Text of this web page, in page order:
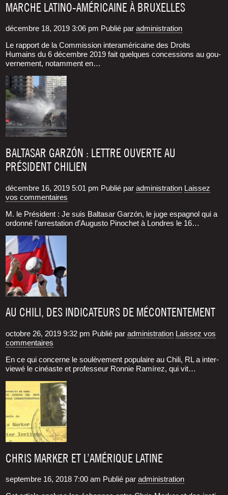
MARCHE LATINO-AMÉRICAINE À BRUXELLES
décembre 18, 2019 3:06 pm Publié paradministration
Le rap­port de la Com­mis­sion inter­amé­ri­caine des Droits
Humains du 6 décembre 2019 fait quelques conces­sions au gou­
ver­ne­ment, notam­ment en…
BALTASAR GARZÓN : LETTRE OUVERTE AU
PRÉSIDENT CHILIEN
décembre 16, 2019 5:01 pm Publié paradministration Laissez
vos commentaires
M. le Président : Je suis Bal­ta­sar Garzón, le juge espa­gnol qui a
ordon­né l’arrestation d’Augusto Pino­chet à Londres le 16…
AU CHILI, DES INDICATEURS DE MÉCONTENTEMENT
octobre 26, 2019 9:32 pm Publié paradministration Laissez vos
commentaires
En ce qui concerne le sou­lè­ve­ment popu­laire au Chi­li, RL a inter­
viewé le cinéaste et pro­fes­seur Ron­nie Ramí­rez, qui vit…
CHRIS MARKER ET L’AMÉRIQUE LATINE
septembre 16, 2018 7:00 am Publié paradministration